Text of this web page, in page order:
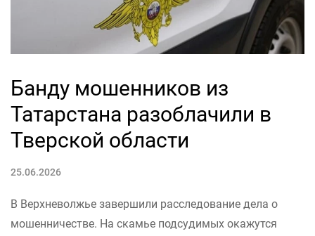
Банду мошенников из
Татарстана разоблачили в
Тверской области
25.06.2026
В Верхневолжье завершили расследование дела о
мошенничестве. На скамье подсудимых окажутся